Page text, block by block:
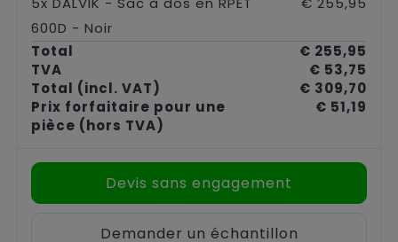
600D - Noir
Total
€ 255,95
TVA
€ 53,75
Total (incl. VAT)
€ 309,70
Prix forfaitaire pour une
pièce (hors TVA)
€ 51,19
Devis sans engagement
Demander un échantillon